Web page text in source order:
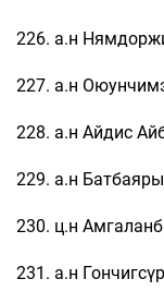
226. а.н
227. а.н
228. а.н Айдис
229. а.н
230. ц.н
231. а.н